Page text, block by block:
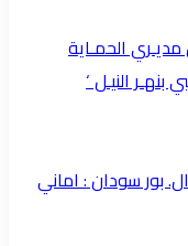
مديـري الحمـاية
بنهـر النيـل ‘
بور سودان : اماني